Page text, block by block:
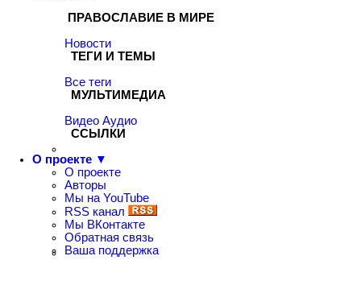
ПРАВОСЛАВИЕ В МИРЕ
Новости
ТЕГИ И ТЕМЫ
Все теги
МУЛЬТИМЕДИА
Видео Аудио
ССЫЛКИ
О проекте ▼
О проекте
Авторы
Мы на YouTube
RSS канал
Мы ВКонтакте
Обратная связь
Ваша поддержка